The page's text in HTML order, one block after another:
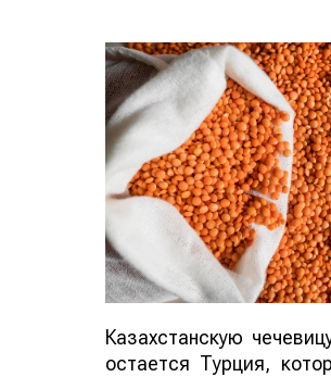
Казахстанскую
остается Турция,